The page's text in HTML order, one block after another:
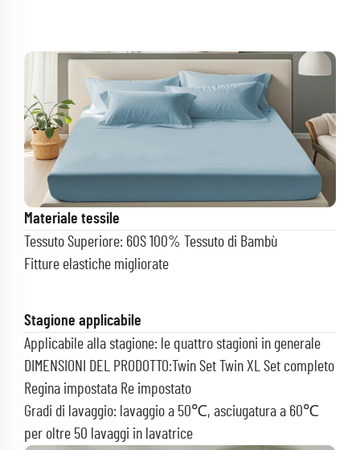
Materiale tessile
Tessuto Superiore: 60S 100% Tessuto di Bambù
Fitture elastiche migliorate
Stagione applicabile
Applicabile alla stagione: le quattro stagioni in generale
DIMENSIONI DEL PRODOTTO:Twin Set Twin XL Set completo
Regina impostata Re impostato
Gradi di lavaggio: lavaggio a 50℃, asciugatura a 60℃
per oltre 50 lavaggi in lavatrice